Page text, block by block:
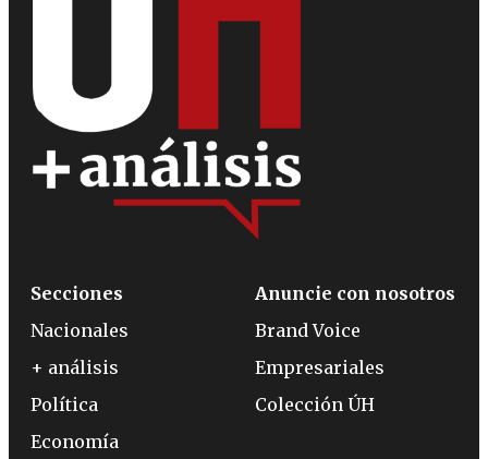
Secciones
Nacionales
+ análisis
Política
Economía
Anuncie con nosotros
Brand Voice
Empresariales
Colección ÚH